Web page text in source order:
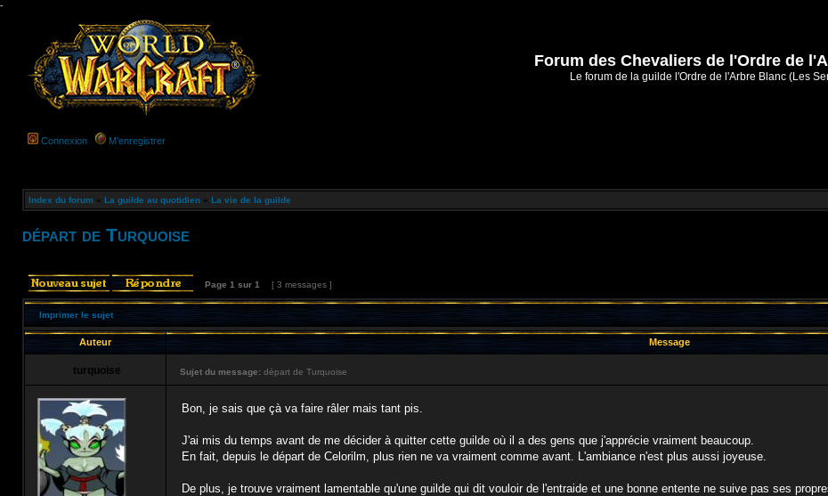
-
Forum des Chevaliers de l'Ordre de
Le forum de la guilde l'Ordre de l'Arbre Blanc (Les
Connexion M’enregistrer
Index du forum » La guilde au quotidien » La vie de la guilde
départ de Turquoise
Page 1 sur 1 [ 3 messages ]
Imprimer le sujet
Auteur Message
turquoise Sujet du message: départ de Turquoise
Bon, je sais que çà va faire râler mais tant pis.
J'ai mis du temps avant de me décider à quitter cette guilde où il a des gens que j'apprécie vraiment beaucoup.
En fait, depuis le départ de Celorilm, plus rien ne va vraiment comme avant. L'ambiance n'est plus aussi joyeuse.
De plus, je trouve vraiment lamentable qu'une guilde qui dit vouloir de l'entraide et une bonne entente ne suive pas ses